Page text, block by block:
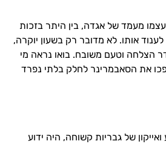
מעמד של אגדה, בין היתר בזכות
אותו. לא מדובר רק בשעון יוקרה,
הצלחה וטעם משובח. בואו נראה מי
את הסאבמרינר לחלק בלתי נפרד
ואייקון של גבריות קשוחה, היה ידוע